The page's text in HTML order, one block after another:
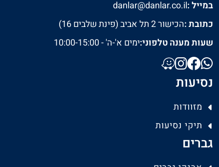
במייל :danlar@danlar.co.il
כתובת :הכישור 2 תל אביב (פינת שלבים 16)
שעות מענה טלפוני:ימים א'-ה' - 10:00-15:00
נסיעות
מזוודות
תיקי נסיעות
גברים